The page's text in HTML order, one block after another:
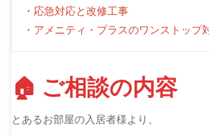
・ 応急対応と改修工事
・ アメニティ・プラスのワンストップ
🏠 ご相談の内容
とあるお部屋の入居者様より、